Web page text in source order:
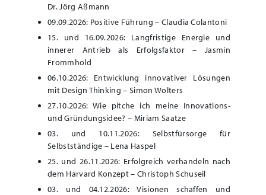
Dr. Jörg Aßmann
09.09.2026: Positive Führung – Claudia Colantoni
15. und 16.09.2026: Langfristige Energie und
innerer Antrieb als Erfolgsfaktor – Jasmin
Frommhold
06.10.2026: Entwicklung innovativer Lösungen
mit Design Thinking – Simon Wolters
27.10.2026: Wie pitche ich meine Innovations-
und Gründungsidee? – Miriam Saatze
03. und 10.11.2026: Selbstfürsorge für
Selbstständige – Lena Haspel
25. und 26.11.2026: Erfolgreich verhandeln nach
dem Harvard Konzept – Christoph Schuseil
03. und 04.12.2026: Visionen schaffen und